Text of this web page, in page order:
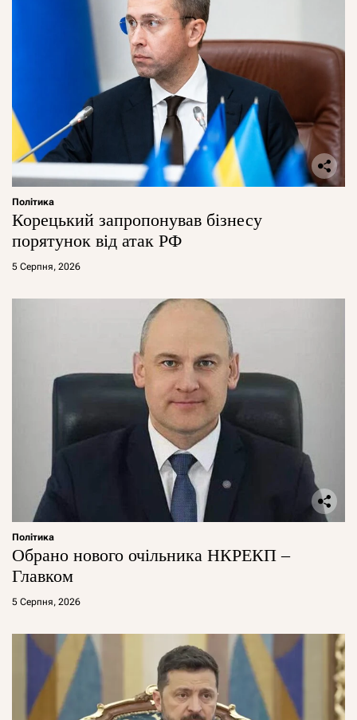
Політика
Корецький запропонував бізнесу
порятунок від атак РФ
5 Серпня, 2026
Політика
Обрано нового очільника НКРЕКП –
Главком
5 Серпня, 2026